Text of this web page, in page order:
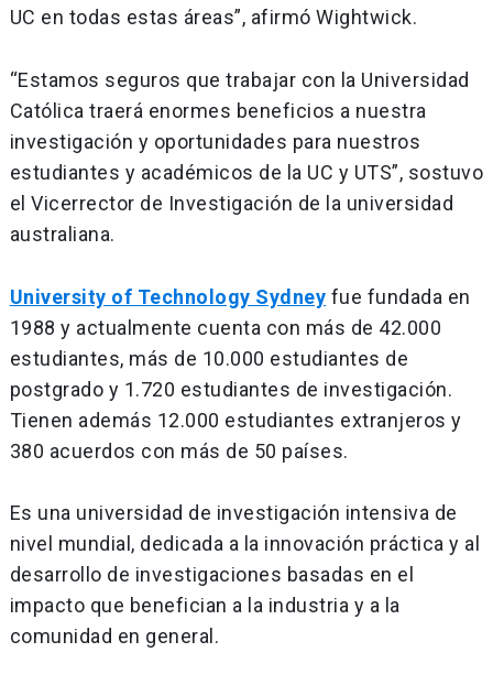
UC en todas estas áreas”, afirmó Wightwick.
“Estamos seguros que trabajar con la Universidad
Católica traerá enormes beneficios a nuestra
investigación y oportunidades para nuestros
estudiantes y académicos de la UC y UTS”, sostuvo
el Vicerrector de Investigación de la universidad
australiana.
University of Technology Sydney fue fundada en
1988 y actualmente cuenta con más de 42.000
estudiantes, más de 10.000 estudiantes de
postgrado y 1.720 estudiantes de investigación.
Tienen además 12.000 estudiantes extranjeros y
380 acuerdos con más de 50 países.
Es una universidad de investigación intensiva de
nivel mundial, dedicada a la innovación práctica y al
desarrollo de investigaciones basadas en el
impacto que benefician a la industria y a la
comunidad en general.